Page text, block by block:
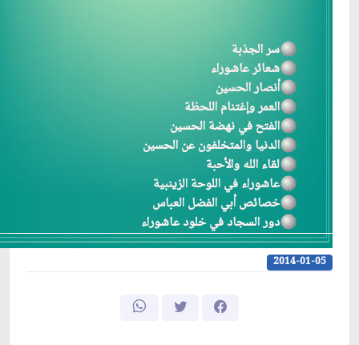
سر الجذبة
شعائر عاشوراء
أنصار الحسين
العمر وإغتنام اللحظة
الفتح في نهضة الحسين
الدنيا والمتخلفون عن الحسين
لقاء الله والأحبة
عاشوراء في اللوحة الزينبية
خصائص أبي الفضل العباس
دور السجاد في خلود عاشوراء
2014-01-05